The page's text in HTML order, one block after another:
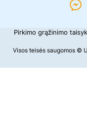
Visos teisės saugomos ©
Pirkimo grąžinimo